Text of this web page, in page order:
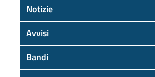
Notizie
Avvisi
Bandi